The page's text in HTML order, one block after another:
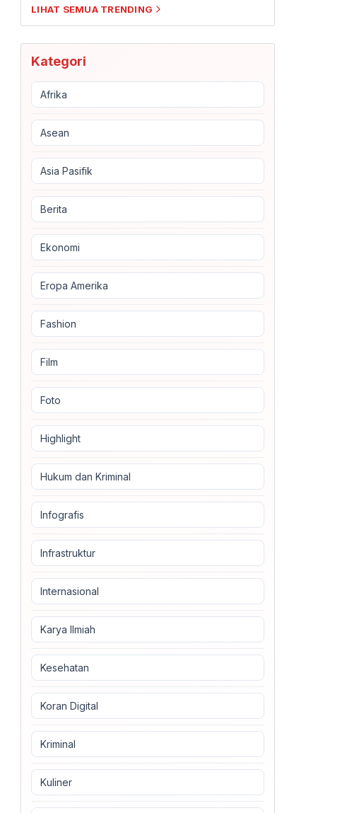
LIHAT SEMUA TRENDING
Kategori
Afrika
Asean
Asia Pasifik
Berita
Ekonomi
Eropa Amerika
Fashion
Film
Foto
Highlight
Hukum dan Kriminal
Infografis
Infrastruktur
Internasional
Karya Ilmiah
Kesehatan
Koran Digital
Kriminal
Kuliner